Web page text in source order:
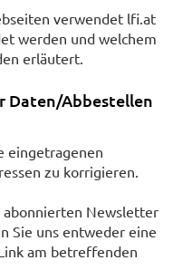
verwendet lfi.at
werden und welchem
erläutert.
Daten/Abbestellen
eingetragenen
zu korrigieren.
abonnierten Newsletter
Sie uns entweder eine
am betreffenden